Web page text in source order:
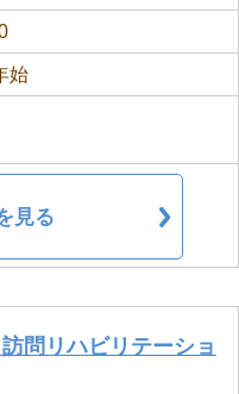
始
見る
問リハビリテーショ